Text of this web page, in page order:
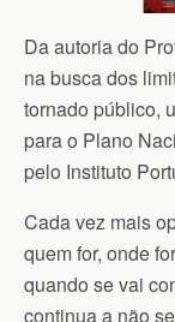
Da autoria do
na busca dos
tornado público,
para o Plano
pelo Instituto
Cada vez mais
quem for, onde
quando se vai
continua a não